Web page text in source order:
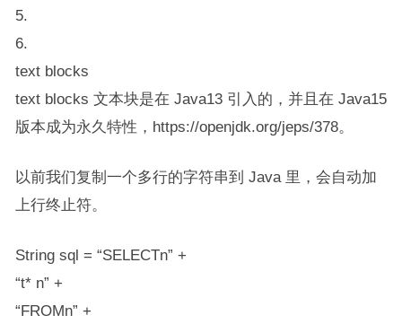
5.
6.
text blocks
text blocks 文本块是在 Java13 引入的，并且在 Java15
版本成为永久特性，https://openjdk.org/jeps/378。
以前我们复制一个多行的字符串到 Java 里，会自动加
上行终止符。
String sql = “SELECTn” +
“t* n” +
“FROMn” +